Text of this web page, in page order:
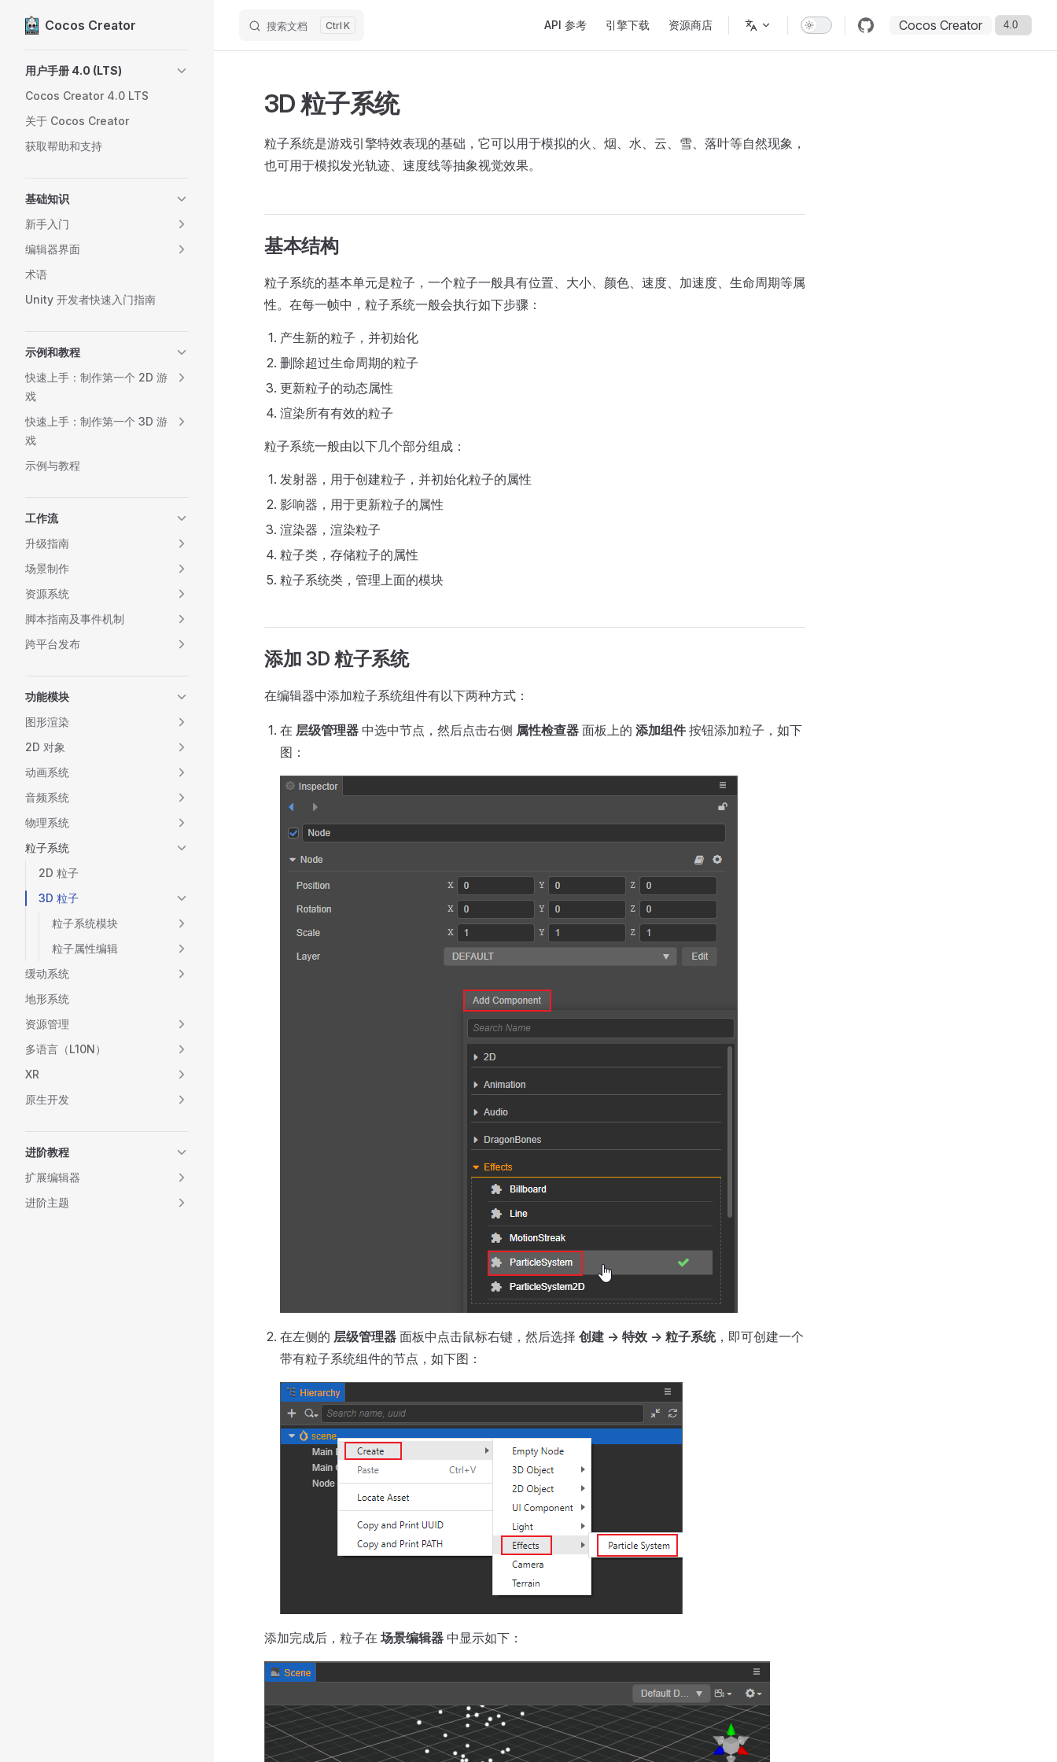
Skip to content
Cocos Creator 搜索文档 K API 参考 引擎下载 资源商店 Cocos Creator
用户手册 4.0 (LTS)
Cocos Creator 4.0 LTS
关于 Cocos Creator
获取帮助和支持
基础知识
新手入门
编辑器界面
术语
Unity 开发者快速入门指南
示例和教程
快速上手：制作第一个 2D 游
戏
快速上手：制作第一个 3D 游
戏
示例与教程
工作流
升级指南
场景制作
资源系统
脚本指南及事件机制
跨平台发布
功能模块
图形渲染
2D 对象
动画系统
音频系统
物理系统
粒子系统
2D 粒子
3D 粒子
粒子系统模块
粒子属性编辑
缓动系统
地形系统
资源管理
多语言（L10N）
XR
原生开发
进阶教程
扩展编辑器
进阶主题
3D 粒子系统
粒子系统是游戏引擎特效表现的基础，它可以用于模拟的火、烟、水、云、雪、落叶等自然现象，
也可用于模拟发光轨迹、速度线等抽象视觉效果。
基本结构
粒子系统的基本单元是粒子，一个粒子一般具有位置、大小、颜色、速度、加速度、生命周期等属
性。在每一帧中，粒子系统一般会执行如下步骤：
产生新的粒子，并初始化
删除超过生命周期的粒子
更新粒子的动态属性
渲染所有有效的粒子
粒子系统一般由以下几个部分组成：
发射器，用于创建粒子，并初始化粒子的属性
影响器，用于更新粒子的属性
渲染器，渲染粒子
粒子类，存储粒子的属性
粒子系统类，管理上面的模块
添加 3D 粒子系统
在编辑器中添加粒子系统组件有以下两种方式：
在 层级管理器 中选中节点，然后点击右侧 属性检查器 面板上的 添加组件按钮添加粒子，如下
图：
在左侧的 层级管理器 面板中点击鼠标右键，然后选择 创建 -> 特效 -> 粒子系统，即可创建一个
带有粒子系统组件的节点，如下图：
添加完成后，粒子在 场景编辑器 中显示如下：